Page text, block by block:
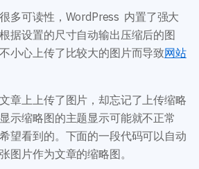
技术专题
安全增强
性能优化
多语言主题开发
电子商务和支付
多可读性，WordPress 内置了强大
据设置的尺寸自动输出压缩后的图
小心上传了比较大的图片而导致网站
章上上传了图片，却忘记了上传缩略
示缩略图的主题显示可能就不正常
望看到的。下面的一段代码可以自动
图片作为文章的缩略图。